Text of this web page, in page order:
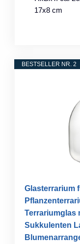
17x8 cm
BESTSELLER NR. 2
Glasterrarium
Terrariumglas
Sukkulenten